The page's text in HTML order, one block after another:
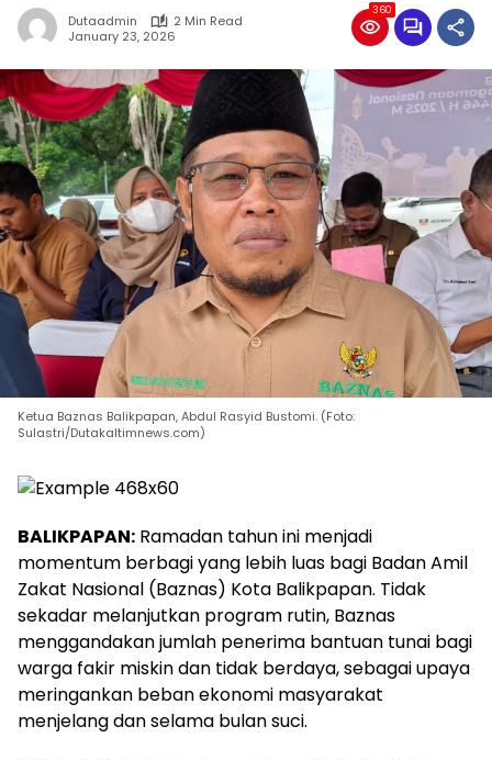
Dutaadmin
2 Min Read
January 23, 2026
360
Ketua Baznas Balikpapan, Abdul Rasyid Bustomi. (Foto:
Sulastri/Dutakaltimnews.com)
BALIKPAPAN: Ramadan tahun ini menjadi
momentum berbagi yang lebih luas bagi Badan Amil
Zakat Nasional (Baznas) Kota Balikpapan. Tidak
sekadar melanjutkan program rutin, Baznas
menggandakan jumlah penerima bantuan tunai bagi
warga fakir miskin dan tidak berdaya, sebagai upaya
meringankan beban ekonomi masyarakat
menjelang dan selama bulan suci.